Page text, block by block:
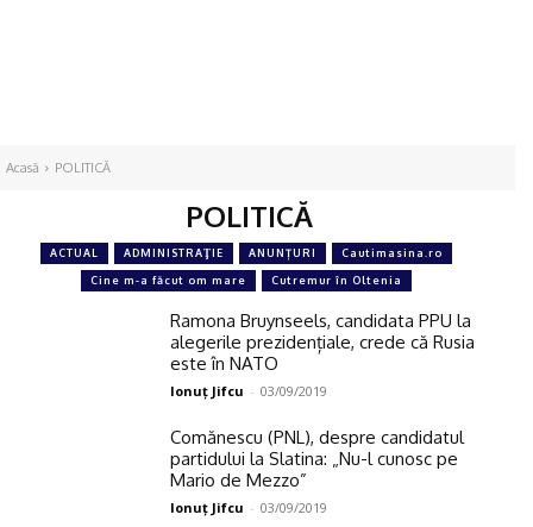
Acasă POLITICĂ
POLITICĂ
ACTUAL ADMINISTRAŢIE ANUNȚURI Cautimasina.ro
Cine m-a făcut om mare Cutremur în Oltenia
Ramona Bruynseels, candidata PPU la
alegerile prezidențiale, crede că Rusia
este în NATO
Ionuţ Jifcu - 03/09/2019
Comănescu (PNL), despre candidatul
partidului la Slatina: „Nu-l cunosc pe
Mario de Mezzo”
Ionuţ Jifcu - 03/09/2019